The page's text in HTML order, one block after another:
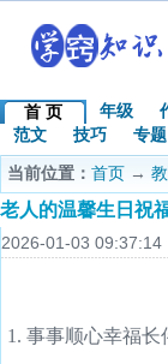
首 页 年级
范文
技巧
专题
当前位置： 首页 →
老人的温馨生日祝
2026-01-03 09:37:14
1. 事事顺心幸福长